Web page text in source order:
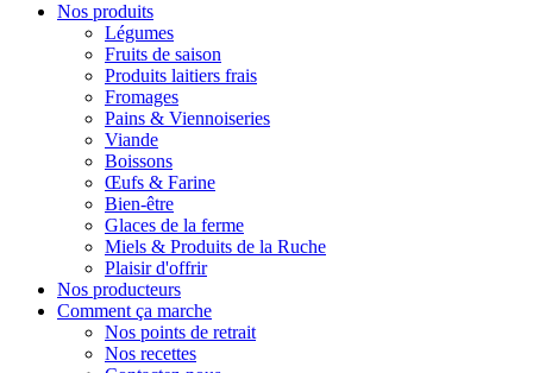
Nos produits
Légumes
Fruits de saison
Produits laitiers frais
Fromages
Pains & Viennoiseries
Viande
Boissons
Œufs & Farine
Bien-être
Glaces de la ferme
Miels & Produits de la Ruche
Plaisir d'offrir
Nos producteurs
Comment ça marche
Nos points de retrait
Nos recettes